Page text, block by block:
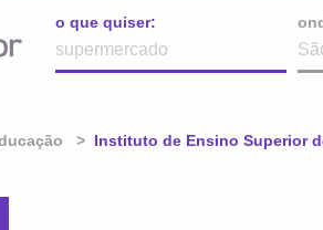
o que quiser:
Atual:
Instituto de Ensino Superior